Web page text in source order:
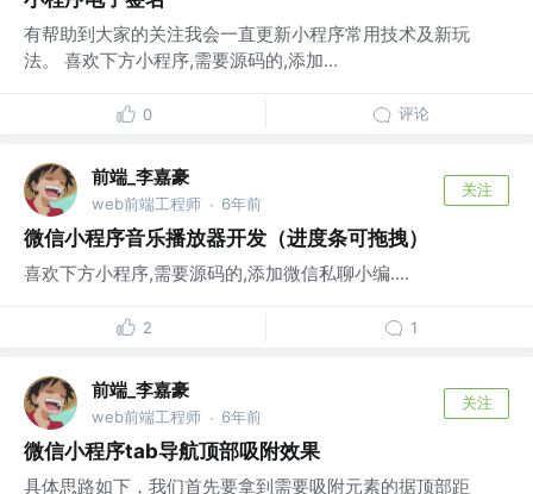
有帮助到大家的关注我会一直更新小程序常用技术及新玩
法。 喜欢下方小程序,需要源码的,添加...
0 评论
前端_李嘉豪
web前端工程师 · 6年前
关注
微信小程序音乐播放器开发（进度条可拖拽）
喜欢下方小程序,需要源码的,添加微信私聊小编....
2 1
前端_李嘉豪
web前端工程师 · 6年前
关注
微信小程序tab导航顶部吸附效果
具体思路如下，我们首先要拿到需要吸附元素的据顶部距